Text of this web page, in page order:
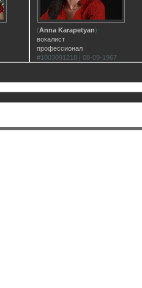
(Anna Karapetyan)
вокалист
профессионал
#1003091218 | 08-09-1967